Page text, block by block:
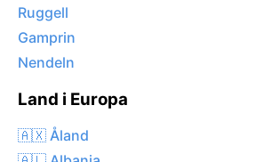
Ruggell
Gamprin
Nendeln
Land i Europa
🇦🇽 Åland